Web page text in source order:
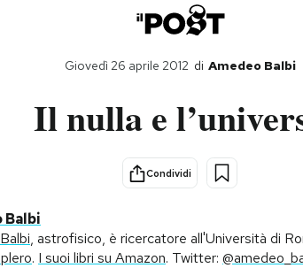
di Amedeo Balbi
Giovedì 26 aprile 2012
Il nulla e
Condividi
Balbi
, astrofisico, è ricercatore all'Università di
. I suoi libri su Amazon. Twitter: